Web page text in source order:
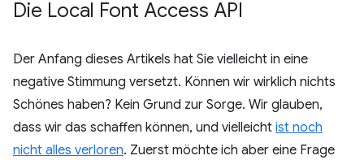
Die Local Font Access API
Der Anfang dieses Artikels hat Sie vielleicht in eine
negative Stimmung versetzt. Können wir wirklich nichts
Schönes haben? Kein Grund zur Sorge. Wir glauben,
dass wir das schaffen können, und vielleicht ist noch
nicht alles verloren. Zuerst möchte ich aber eine Frage